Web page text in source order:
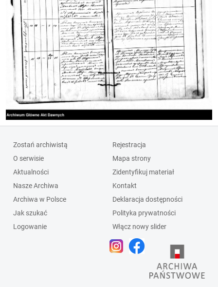
Zostań archiwistą
O serwisie
Aktualności
Nasze Archiwa
Archiwa w Polsce
Jak szukać
Logowanie
Rejestracja
Mapa strony
Zidentyfikuj materiał
Kontakt
Deklaracja dostępności
Polityka prywatności
Włącz nowy slider